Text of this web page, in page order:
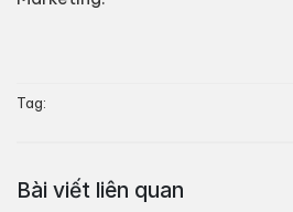
Tag:
Bài viết liên quan